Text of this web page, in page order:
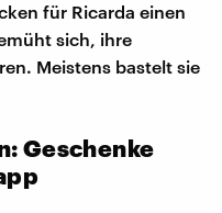
für Ricarda einen
sich, ihre
Meistens bastelt sie
Geschenke